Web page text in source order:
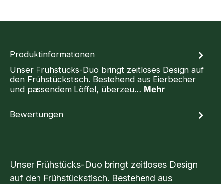
Produktinformationen
Unser Frühstücks-Duo bringt zeitloses Design auf
den Frühstückstisch. Bestehend aus Eierbecher
und passendem Löffel, überzeu… Mehr
Bewertungen
Unser Frühstücks-Duo bringt zeitloses Design
auf den Frühstückstisch. Bestehend aus